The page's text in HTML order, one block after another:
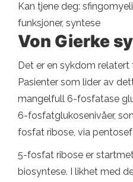
Kan tjene deg:
funksjoner, syntese
Von Gierke
Det er en sykdom
Pasienter som lider av
mangelfull 6-fosfatase
6-fosfatglukosenivåer,
fosfat ribose, via
5-fosfat ribose er
biosyntese. I likhet med